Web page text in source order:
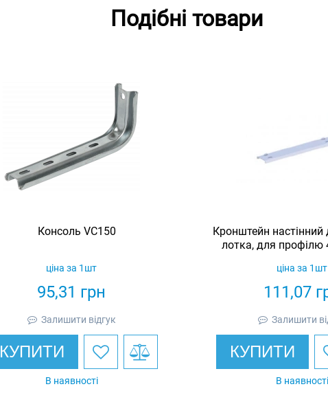
Подібні товари
Консоль VC150
95,31 грн
ціна за 1шт
Залишити відгук
КУПИТИ
В наявності
Кронштейн настінний
лотка, для профілю
Ardic
111,07
ціна за 1шт
Залишити
КУПИТИ
В наявності